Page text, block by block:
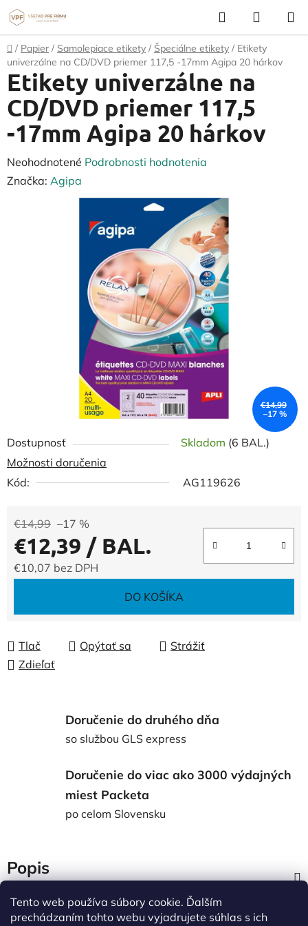
Tento web používa súbory cookie. Ďalším
prechádzaním tohto webu vyjadrujete súhlas s ich
Prejsť
na
obsah
Hľadať
KOŠÍK
Domov
/ Papier / Samolepiace etikety / Špeciálne etikety / Etikety
univerzálne na CD/DVD priemer 117,5 -17mm Agipa 20 hárkov
Dostupnosť Skladom (6 BAL.)
Možnosti doručenia
Kód:
AG119626
€14,99 –17 %
€12,39 / BAL.
€10,07 bez DPH
DO KOŠÍKA
Tlač Opýtať sa
Strážiť
Zdieľať
Etikety univerzálne na
CD/DVD priemer 117,5
-17mm Agipa 20 hárkov
Priemerné
hodnotenie
Neohodnotené Podrobnosti hodnotenia
Značka: Agipa
€14,99
–17 %
Doručenie do druhého dňa
so službou GLS express
Doručenie do viac ako 3000 výdajných
miest Packeta
po celom Slovensku
Popis
Diskusia